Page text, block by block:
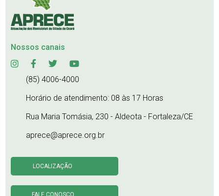
Nossos canais
(85) 4006-4000
Horário de atendimento: 08 às 17 Horas
Rua Maria Tomásia, 230 - Aldeota - Fortaleza/CE
aprece@aprece.org.br
LOCALIZAÇÃO
FALE CONOSCO